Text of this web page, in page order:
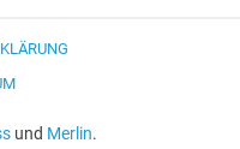
und Merlin.